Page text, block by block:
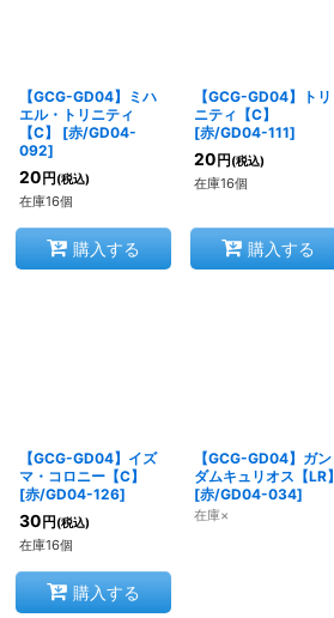
【GCG-GD04】ミハ
エル・トリニティ
【C】
[赤/GD04-
092]
20 円 (税込)
在庫16個
購入する
【GCG-GD04】トリ
ニティ【C】
[赤/GD04-111]
20 円 (税込)
在庫16個
購入する
【GCG-GD04】イズ
マ・コロニー【C】
[赤/GD04-126]
30 円 (税込)
在庫16個
購入する
【GCG-GD04】ガン
ダムキュリオス【LR】
[赤/GD04-034]
在庫×